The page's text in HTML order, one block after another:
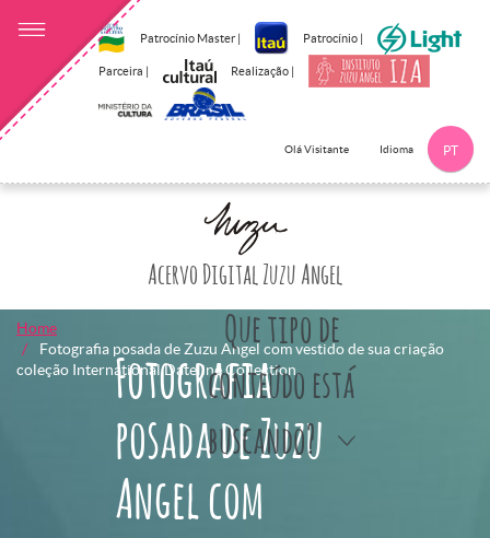
Patrocínio Master | Patrocínio |
Parceira | Realização |
Olá Visitante Idioma PT
Acervo Digital Zuzu Angel
Que tipo de
conteúdo está
buscando?
Home
Fotografia posada de Zuzu Angel com vestido de sua criação
coleção International Dateline Collection.
Fotografia
posada de Zuzu
Angel com